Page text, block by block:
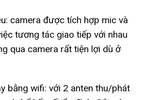
camera được tích hợp mic và
tương tác giao tiếp với nhau
qua camera rất tiện lợi dù ở
bằng wifi: với 2 anten thu/phát